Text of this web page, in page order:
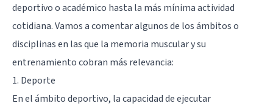
deportivo o académico hasta la más mínima actividad
cotidiana. Vamos a comentar algunos de los ámbitos o
disciplinas en las que la memoria muscular y su
entrenamiento cobran más relevancia:
1. Deporte
En el ámbito deportivo, la capacidad de ejecutar